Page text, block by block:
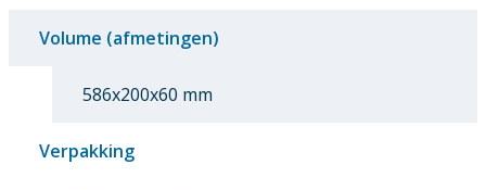
Volume (afmetingen)
586x200x60 mm
Verpakking